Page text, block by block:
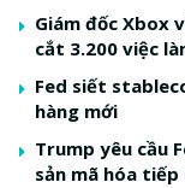
Giám đốc Xbox
cắt 3.200 việc
Fed siết
hàng mới
Trump yêu cầu
sản mã hóa